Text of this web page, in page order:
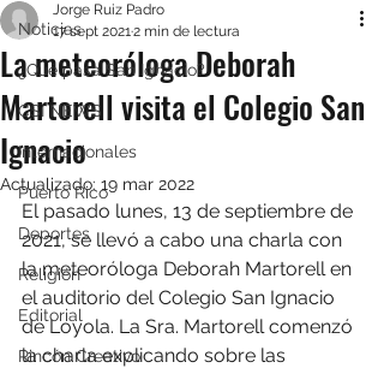
Noticias
¿Qué pasa San Ignacio?
CSI NEWS
Internacionales
Puerto Rico
Deportes
Religión
Editorial
Rincón Creativo
La meteoróloga Deborah
Martorell visita el Colegio San
Ignacio
Jorge Ruiz Padro
17 sept 20212 min de lectura
Actualizado: 19 mar 2022
El pasado lunes, 13 de septiembre de
2021, se llevó a cabo una charla con
la meteoróloga Deborah Martorell en
el auditorio del Colegio San Ignacio
de Loyola. La Sra. Martorell comenzó
la charla explicando sobre las